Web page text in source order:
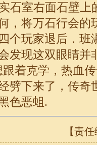
石室右面石壁上
，将万石行会的
个玩家退后．班
发现这双眼睛并
着克学，热血
劈下来了，传奇
色恶蛆.
【责